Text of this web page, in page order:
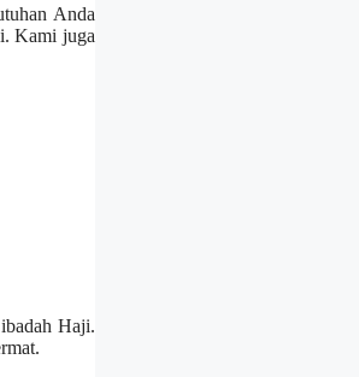
Anda
Kami juga
Haji.